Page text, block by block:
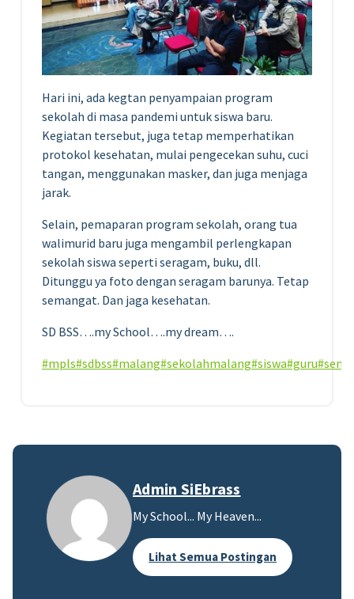
Hari ini, ada kegtan penyampaian program
sekolah di masa pandemi untuk siswa baru.
Kegiatan tersebut, juga tetap memperhatikan
protokol kesehatan, mulai pengecekan suhu, cuci
tangan, menggunakan masker, dan juga menjaga
jarak.
Selain, pemaparan program sekolah, orang tua
walimurid baru juga mengambil perlengkapan
sekolah siswa seperti seragam, buku, dll.
Ditunggu ya foto dengan seragam barunya. Tetap
semangat. Dan jaga kesehatan.
SD BSS….my School….my dream….
#mpls#sdbss#malang#sekolahmalang#siswa#guru
Admin SiEbrass
My School... My Heaven...
Lihat Semua Postingan